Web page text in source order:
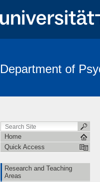
Department of
Home
Quick Access
Research and Teaching
Areas